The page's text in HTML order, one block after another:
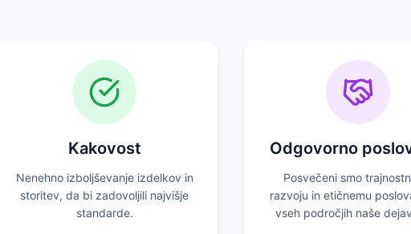
Kakovost
Nenehno izboljševanje izdelkov in
storitev, da bi zadovoljili najvišje
standarde.
Odgovorno
Posvečeni smo
razvoju in etičnemu
vseh področjih naše